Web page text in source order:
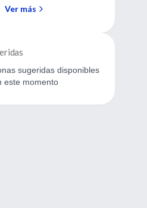
Ver más
sugeridas disponibles
este momento